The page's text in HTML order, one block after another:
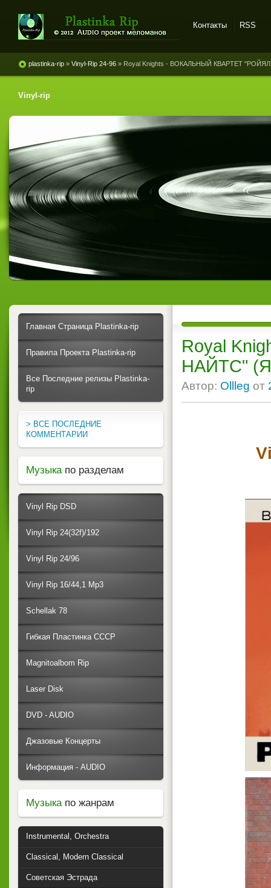
винила и магнитоальбомов
Контакты RSS
plastinka-rip » Vinyl-Rip 24-96 » Royal Knights - ВОКАЛЬНЫЙ КВАРТЕТ "РОЙЯЛ
Vinyl-rip
Royal
НАЙТС"
Автор: Ollleg от
Главная Страница Plastinka-rip
Правила Проекта Plastinka-rip
Все Последние релизы Plastinka-
rip
> ВСЕ ПОСЛЕДНИЕ
КОММЕНТАРИИ
Музыка по разделам
Vinyl Rip DSD
Vinyl Rip 24(32f)/192
Vinyl Rip 24/96
Vinyl Rip 16/44,1 Mp3
Schellak 78
Гибкая Пластинка СССР
Magnitoalbom Rip
Laser Disk
DVD - AUDIO
Джазовые Концерты
Информация - AUDIO
Музыкапо жанрам
Instrumental, Orchestra
Classical, Modern Classical
Советская Эстрада